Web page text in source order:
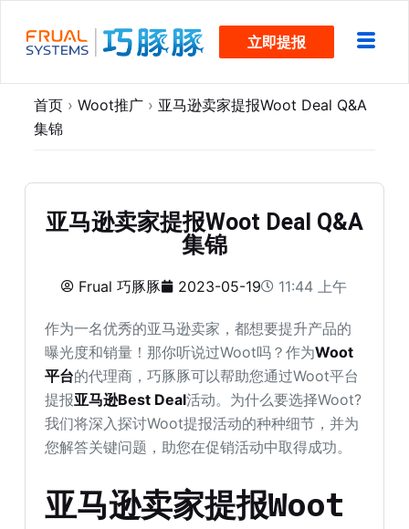
过
立即提报
首页 › Woot推广 › 亚马逊卖家提报Woot Deal Q&A
集锦
亚马逊卖家提报Woot Deal Q&A
集锦
Frual 巧豚豚 2023-05-19 11:44 上午
作为一名优秀的亚马逊卖家，都想要提升产品的
曝光度和销量！那你听说过Woot吗？作为Woot
平台的代理商，巧豚豚可以帮助您通过Woot平台
提报亚马逊Best Deal活动。为什么要选择Woot?
我们将深入探讨Woot提报活动的种种细节，并为
您解答关键问题，助您在促销活动中取得成功。
亚马逊卖家提报Woot